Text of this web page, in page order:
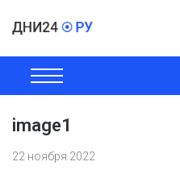
ОБЩЕСТВО
image1
22 ноября 2022